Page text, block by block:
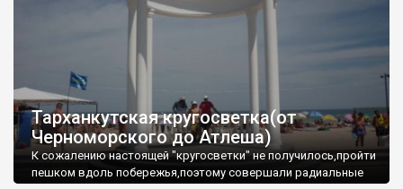
Тарханкутская кругосветка(от
Черноморского до Атлеша)
К сожалению настоящей "кругосветки" не получилось,пройти
пешком вдоль побережья,поэтому совершали радиальные